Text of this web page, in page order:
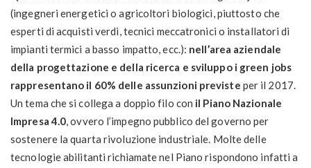
(ingegneri energetici o agricoltori biologici, piuttosto che
esperti di acquisti verdi, tecnici meccatronici o installatori di
impianti termici a basso impatto, ecc.): nell’area aziendale
della progettazione e della ricerca e sviluppo i green jobs
rappresentano il 60% delle assunzioni previste per il 2017.
Un tema che si collega a doppio filo con il Piano Nazionale
Impresa 4.0, ovvero l’impegno pubblico del governo per
sostenere la quarta rivoluzione industriale. Molte delle
tecnologie abilitanti richiamate nel Piano rispondono infatti a